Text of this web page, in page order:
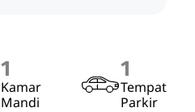
1
Kamar
Mandi
1
Tempat
Parkir